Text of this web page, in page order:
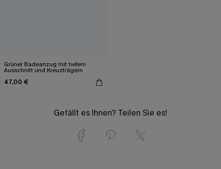
Grüner Badeanzug mit tiefem
Ausschnitt und Kreuzträgern
47,00 €
Gefällt es Ihnen? Teilen Sie es!